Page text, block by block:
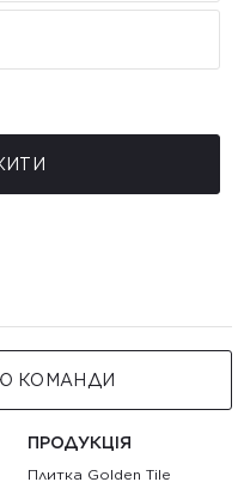
КОМАНДИ
ПРОДУКЦІЯ
Плитка Golden Tile